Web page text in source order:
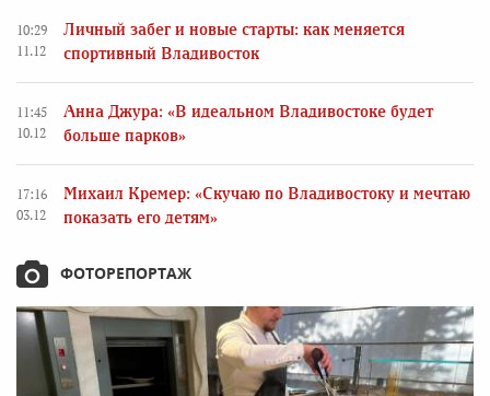
10:29
11.12
Личный забег и новые старты: как меняется
спортивный Владивосток
11:45
10.12
Анна Джура: «В идеальном Владивостоке будет
больше парков»
17:16
03.12
Михаил Кремер: «Скучаю по Владивостоку и мечтаю
показать его детям»
ФОТОРЕПОРТАЖ